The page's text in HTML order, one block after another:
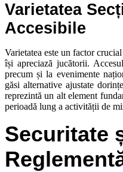
Varietatea
Accesibile
Varietatea este un factor
își apreciază jucătorii.
precum și la evenimente
găsi alternative ajustate
reprezintă un alt element
perioadă lung a activității de
Securitate